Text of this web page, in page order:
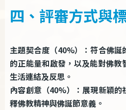
四、評審方式與
主題契合度（40%）：符合佛誕
的正能量和啟發，以及能對佛
生活連結及反思。
內容創意（40%）：展現新穎
釋佛教精神與佛誕節意義。